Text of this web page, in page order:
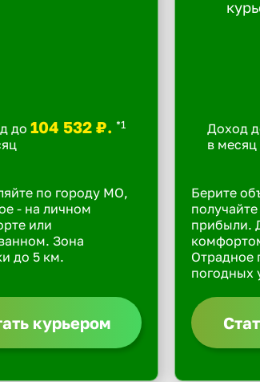
до 104 532 ₽. *1
по городу МО,
- на личном
или
Зона
до 5 км.
курьером
Доход
в месяц
Берите
прибыли.
Отрадное
погодных